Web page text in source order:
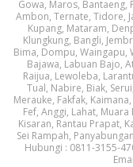
Gowa, Maros, Bantaeng,
Ambon, Ternate, Tidore,
Kupang, Mataram,
Klungkung, Bangli,
Bima, Dompu, Waingapu,
Bajawa, Labuan Bajo,
Raijua, Lewoleba,
Tual, Nabire, Biak,
Merauke, Fakfak,
Fef, Anggi, Lahat,
Kisaran, Rantau Prapat,
Sei Rampah,
Hubungi : 0811-3155-